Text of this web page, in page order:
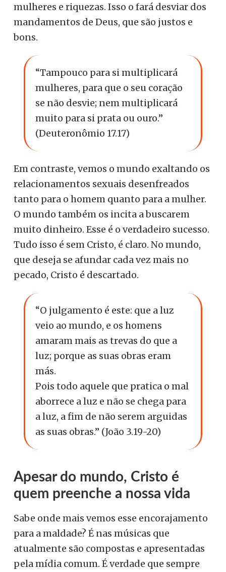
mulheres e riquezas. Isso o fará desviar dos
mandamentos de Deus, que são justos e
bons.
“Tampouco para si multiplicará
mulheres, para que o seu coração
se não desvie; nem multiplicará
muito para si prata ou ouro.”
(Deuteronômio 17.17)
Em contraste, vemos o mundo exaltando os
relacionamentos sexuais desenfreados
tanto para o homem quanto para a mulher.
O mundo também os incita a buscarem
muito dinheiro. Esse é o verdadeiro sucesso.
Tudo isso é sem Cristo, é claro. No mundo,
que deseja se afundar cada vez mais no
pecado, Cristo é descartado.
“O julgamento é este: que a luz
veio ao mundo, e os homens
amaram mais as trevas do que a
luz; porque as suas obras eram
más.
Pois todo aquele que pratica o mal
aborrece a luz e não se chega para
a luz, a fim de não serem arguidas
as suas obras.” (João 3.19-20)
Apesar do mundo, Cristo é
quem preenche a nossa vida
Sabe onde mais vemos esse encorajamento
para a maldade? É nas músicas que
atualmente são compostas e apresentadas
pela mídia comum. É verdade que sempre